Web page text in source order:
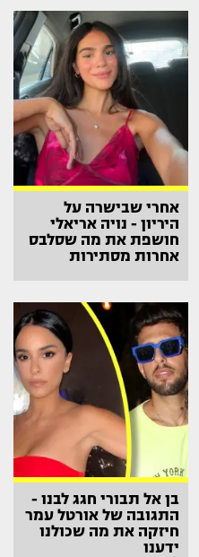
אחרי שבישרה על
היריון - נויה אריאלי
חושפת את מה שסלבס
אחרות מסתירות
בן אל תבורי חגג לבנו -
התגובה של אורטל עמר
חיזקה את מה שכולנו
ידענו